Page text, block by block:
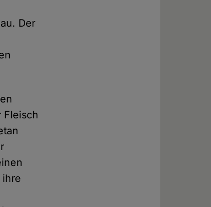
Der
Fleisch
ihre